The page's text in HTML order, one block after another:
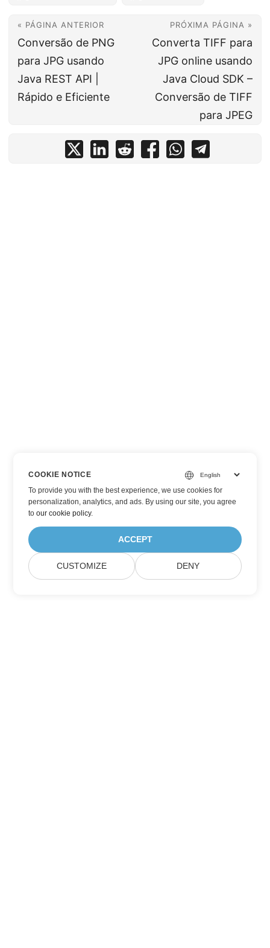
« PÁGINA ANTERIOR
Conversão de PNG
para JPG usando
Java REST API |
Rápido e Eficiente
PRÓXIMA PÁGINA »
Converta TIFF para
JPG online usando
Java Cloud SDK –
Conversão de TIFF
para JPEG
COOKIE NOTICE
To provide you with the best experience, we use cookies for
personalization, analytics, and ads. By using our site, you agree
toour cookie policy.
ACCEPT
CUSTOMIZE DENY